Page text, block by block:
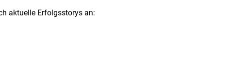
aktuelle Erfolgsstorys an: